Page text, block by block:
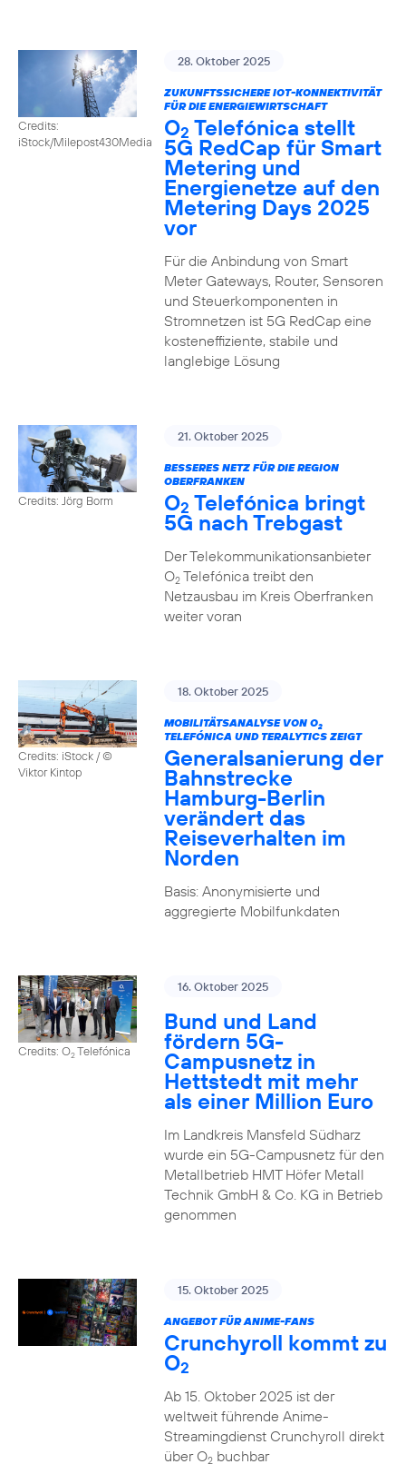
Credits:
iStock/Milepost430Media
28. Oktober 2025
ZUKUNFTSSICHERE IOT-KONNEKTIVITÄT
FÜR DIE ENERGIEWIRTSCHAFT
O2 Telefónica stellt
5G RedCap für Smart
Metering und
Energienetze auf den
Metering Days 2025
vor
Für die Anbindung von Smart
Meter Gateways, Router, Sensoren
und Steuerkomponenten in
Stromnetzen ist 5G RedCap eine
kosteneffiziente, stabile und
langlebige Lösung
Credits: Jörg Borm
21. Oktober 2025
BESSERES NETZ FÜR DIE REGION
OBERFRANKEN
O2 Telefónica bringt
5G nach Trebgast
Der Telekommunikationsanbieter
O2Telefónica treibt den
Netzausbau im Kreis Oberfranken
weiter voran
Credits: iStock / ©
Viktor Kintop
18. Oktober 2025
MOBILITÄTSANALYSE VON O2
TELEFÓNICA UND TERALYTICS ZEIGT
Generalsanierung der
Bahnstrecke
Hamburg-Berlin
verändert das
Reiseverhalten im
Norden
Basis: Anonymisierte und
aggregierte Mobilfunkdaten
Credits: O2Telefónica
16. Oktober 2025
Bund und Land
fördern 5G-
Campusnetz in
Hettstedt mit mehr
als einer Million Euro
Im Landkreis Mansfeld Südharz
wurde ein 5G-Campusnetz für den
Metallbetrieb HMT Höfer Metall
Technik GmbH & Co. KG in Betrieb
genommen
15. Oktober 2025
ANGEBOT FÜR ANIME-FANS
Crunchyroll kommt zu
O2
Ab 15. Oktober 2025 ist der
weltweit führende Anime-
Streamingdienst Crunchyroll direkt
über O2buchbar